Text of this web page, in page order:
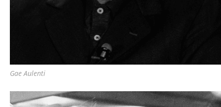
Gae Aulenti